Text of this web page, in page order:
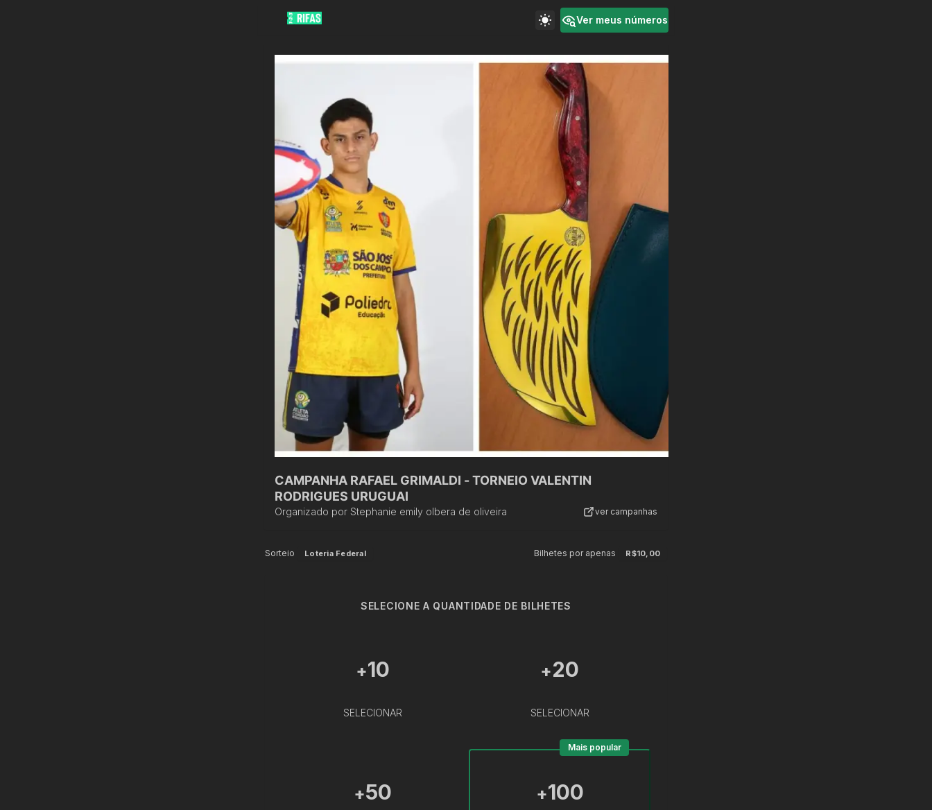
Ver meus números
CAMPANHA RAFAEL GRIMALDI - TORNEIO VALENTIN
RODRIGUES URUGUAI
Organizado por Stephanie emily olbera de oliveira ver campanhas
Sorteio Loteria Federal Bilhetes por apenas R$10,00
SELECIONE A QUANTIDADE DE BILHETES
+10
SELECIONAR
+20
SELECIONAR
+50 +100
Mais popular